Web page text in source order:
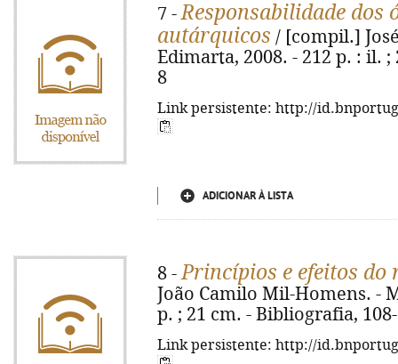
7 -Responsabilidade dos
autárquicos / [compil.]
Edimarta, 2008. - 212 p. : il. ;
8
Link persistente: http://
ADICIONAR À LISTA
8 -Princípios e efeitos
João Camilo Mil-Homens. -
p. ; 21 cm. - Bibliografia,
Link persistente: http://